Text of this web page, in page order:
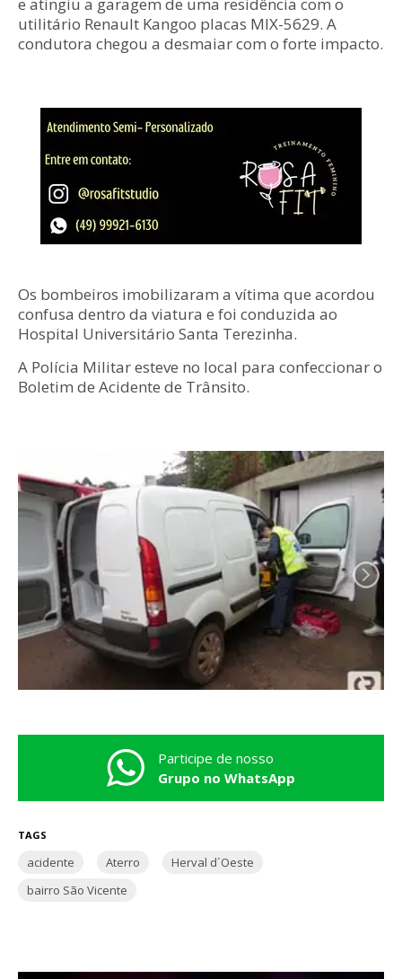
utilitário Renault Kangoo placas MIX-5629. A
condutora chegou a desmaiar com o forte impacto.
Os bombeiros imobilizaram a vítima que acordou
confusa dentro da viatura e foi conduzida ao
Hospital Universitário Santa Terezinha.
A Polícia Militar esteve no local para confeccionar o
Boletim de Acidente de Trânsito.
Participe de nosso
Grupo no WhatsApp
TAGS
acidente Aterro
Herval d´Oeste
bairro São Vicente